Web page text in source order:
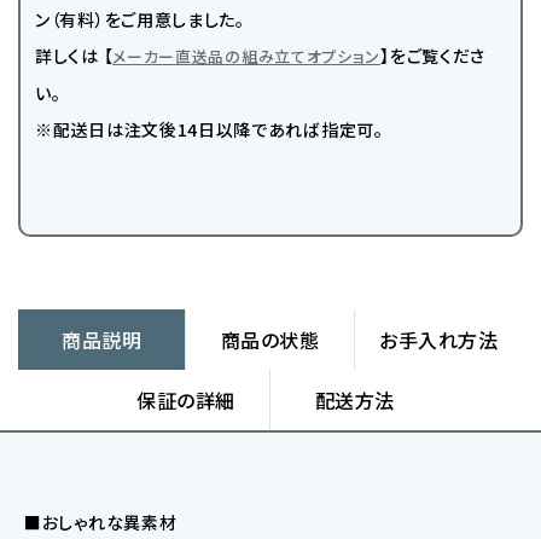
ン（有料）をご用意しました。
詳しくは 【メーカー直送品の組み立てオプション】をご覧くださ
い。
※配送日は注文後14日以降であれば指定可。
商品説明 商品の状態 お手入れ方法
保証の詳細 配送方法
■おしゃれな異素材